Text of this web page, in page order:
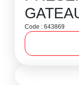
Code : 643869